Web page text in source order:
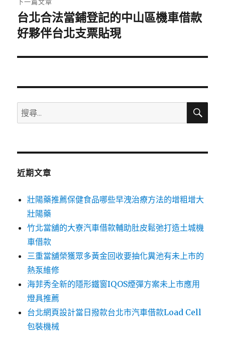
下
一
文
台北合法當鋪登記的中山區機車借款
好夥伴台北支票貼現
搜
尋
鍵
搜
近期文章
壯陽藥推薦保健食品哪些早洩治療方法的增粗增大
壯陽藥
竹北當舖的大寮汽車借款輔助肚皮鬆弛打造土城機
車借款
三重當舖榮獲眾多黃金回收要抽化糞池有未上市的
熱泵維修
海菲秀全新的隱形鐵窗IQOS煙彈方案未上市應用
燈具推薦
台北網頁設計當日撥款台北市汽車借款Load Cell
包裝機械